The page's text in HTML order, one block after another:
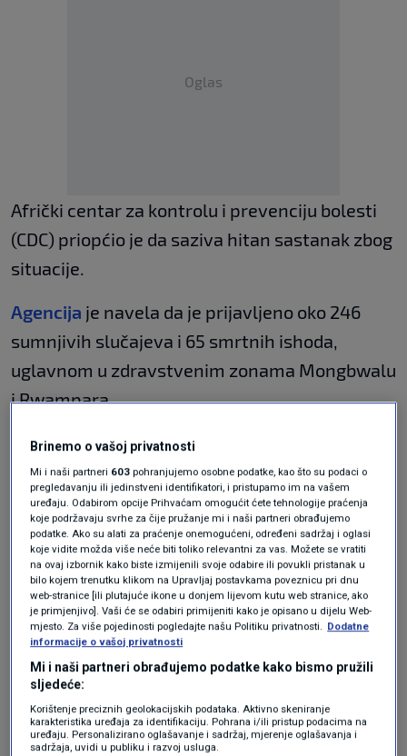
Oglas
Afrički centar za kontrolu i prevenciju bolesti
(CDC) priopćio je da saziva hitan sastanak zbog
situacije.
Agencija je navela da je prijavljeno oko 246
sumnjivih slučajeva i 65 smrtnih ishoda,
uglavnom u zdravstvenim zonama Mongbwalu
i Rwampara.
Dodaje se da početni nalazi upućuju na
prisutnost sojavirusakoji ne pripada zairu,
najčešćem i najsmrtonosnijem soju, a
sekvenciranje je u tijeku kako bi se on dodatno
okarakterizirao.
Liječnik koji je otkrio ebolu: Ta bolest
je poražena
ZNANOST
Zbog izbijanja ebole u Gvineji i Dr
zemalja
SVIJET|16. velj.
Brinemo o vašoj privatnosti
Mi i naši partneri 603 pohranjujemo osobne podatke, kao što su podaci o
pregledavanju ili jedinstveni identifikatori, i pristupamo im na vašem
uređaju. Odabirom opcije Prihvaćam omogućit ćete tehnologije praćenja
koje podržavaju svrhe za čije pružanje mi i naši partneri obrađujemo
podatke. Ako su alati za praćenje onemogućeni, određeni sadržaj i oglasi
koje vidite možda više neće biti toliko relevantni za vas. Možete se vratiti
na ovaj izbornik kako biste izmijenili svoje odabire ili povukli pristanak u
bilo kojem trenutku klikom na Upravljaj postavkama poveznicu pri dnu
web-stranice [ili plutajuće ikone u donjem lijevom kutu web stranice, ako
je primjenjivo]. Vaši će se odabiri primijeniti kako je opisano u dijelu Web-
mjesto. Za više pojedinosti pogledajte našu Politiku privatnosti. Dodatne
informacije o vašoj privatnosti
Mi i naši partneri obrađujemo podatke kako bismo pružili
sljedeće:
Korištenje preciznih geolokacijskih podataka. Aktivno skeniranje
karakteristika uređaja za identifikaciju. Pohrana i/ili pristup podacima na
uređaju. Personalizirano oglašavanje i sadržaj, mjerenje oglašavanja i
sadržaja, uvidi u publiku i razvoj usluga.